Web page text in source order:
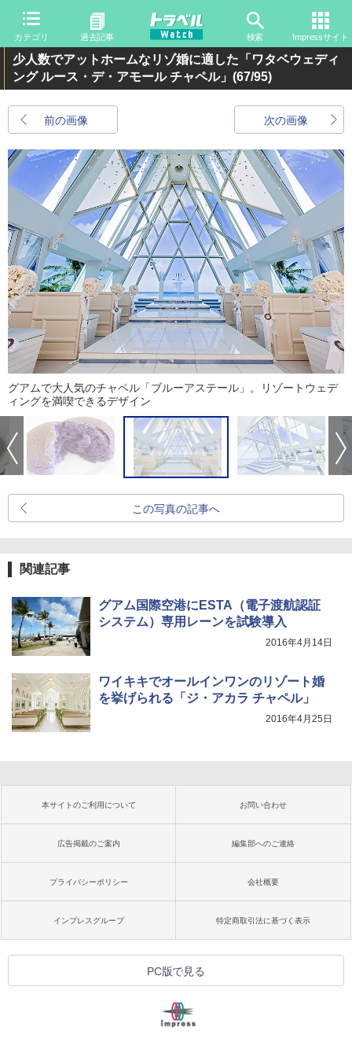
カテゴリ 過去記事 検索 Impressサイト
少人数でアットホームなリゾ婚に適した「ワタベウェディ
ング ルース・デ・アモール チャペル」 (67/95)
前の画像 次の画像
グアムで大人気のチャペル「ブルーアステール」。リゾートウェデ
ィングを満喫できるデザイン
この写真の記事へ
関連記事
グアム国際空港にESTA（電子渡航認証
システム）専用レーンを試験導入
2016年4月14日
ワイキキでオールインワンのリゾート婚
を挙げられる「ジ・アカラ チャペル」
2016年4月25日
本サイトのご利用について お問い合わせ
広告掲載のご案内 編集部へのご連絡
プライバシーポリシー 会社概要
インプレスグループ 特定商取引法に基づく表示
PC版で見る